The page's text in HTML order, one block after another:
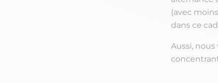
(avec
dans ce
Aussi,